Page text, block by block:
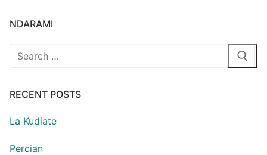
NDARAMI
Search
RECENT POSTS
La Kudiate
Percian